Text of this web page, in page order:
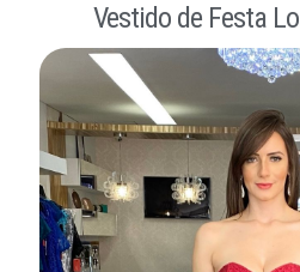
Vestido de Festa